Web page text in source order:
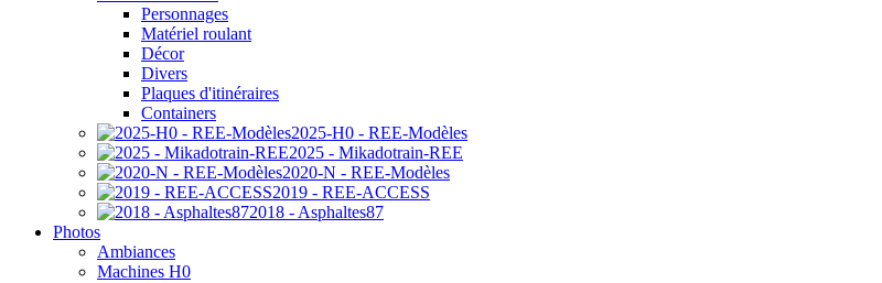
Personnages
Matériel roulant
Décor
Divers
Plaques d'itinéraires
Containers
2025-H0 - REE-Modèles
2025 - Mikadotrain-REE
2020-N - REE-Modèles
2019 - REE-ACCESS
2018 - Asphaltes87
Photos
Ambiances
Machines H0